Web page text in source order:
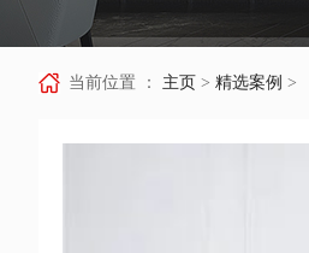
当前位置 ： 主页 > 精选案例 >